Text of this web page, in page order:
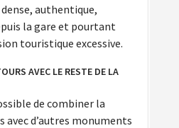
dense, authentique,
la gare et pourtant
touristique excessive.
AVEC LE RESTE DE LA
de combiner la
avec d’autres monuments